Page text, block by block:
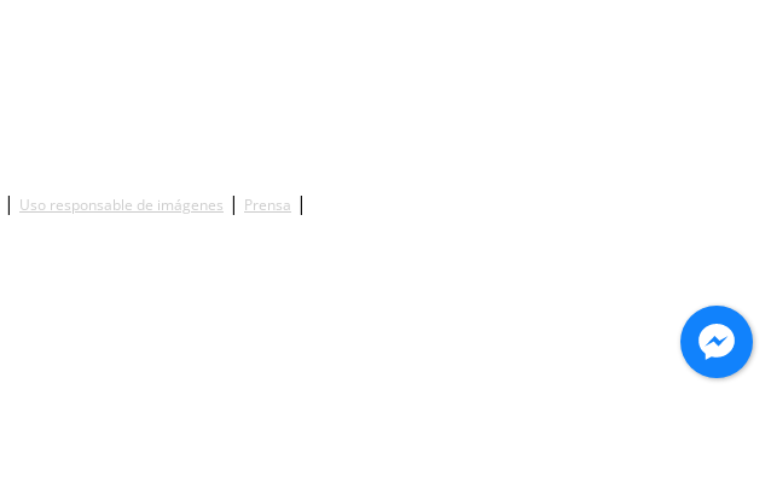
| Uso responsable de imágenes | Prensa |